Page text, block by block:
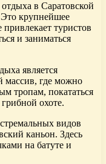
в Саратовской
Это крупнейшее
привлекает туристов
и заниматься
является
массив, где можно
тропам, покататься
охоте.
видов
каньон. Здесь
на батуте и